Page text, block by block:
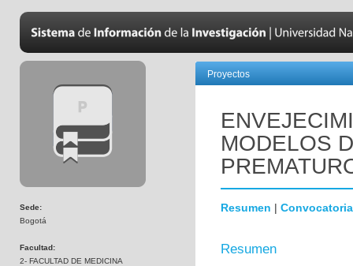
Sede:
Bogotá
Facultad:
2- FACULTAD DE MEDICINA
Proyectos
MODELOS
Resumen | Convocatoria
Resumen